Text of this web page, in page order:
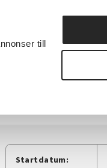
till
Startdatum: